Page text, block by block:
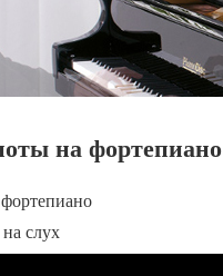
на фортепиано
слух